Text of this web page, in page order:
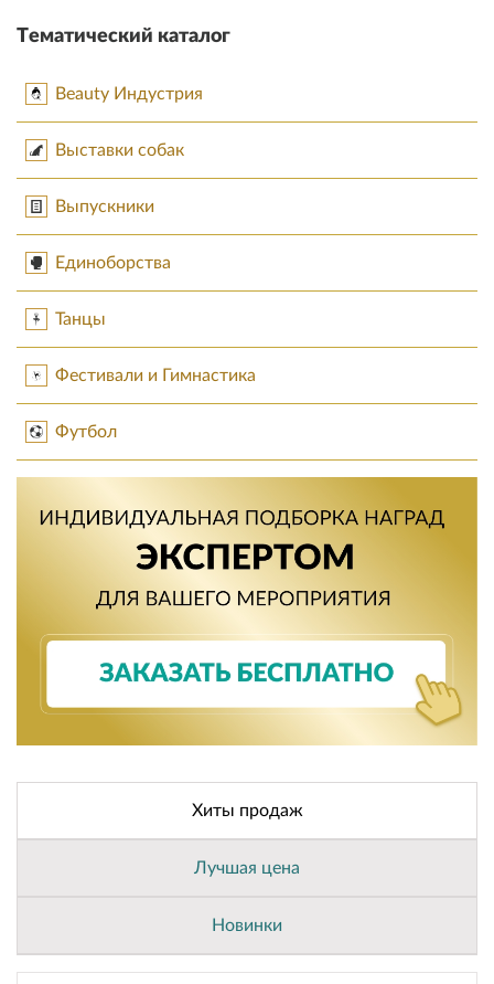
Тематический каталог
Beauty Индустрия
Выставки собак
Выпускники
Единоборства
Танцы
Фестивали и Гимнастика
Футбол
Хиты продаж
Лучшая цена
Новинки